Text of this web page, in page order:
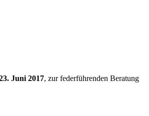
Juni 2017, zur federführenden Beratung